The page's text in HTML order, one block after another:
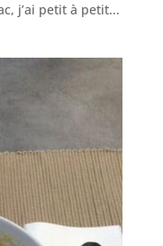
j’ai petit à petit...